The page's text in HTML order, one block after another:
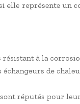
elle représente
à la
de
réputés pour